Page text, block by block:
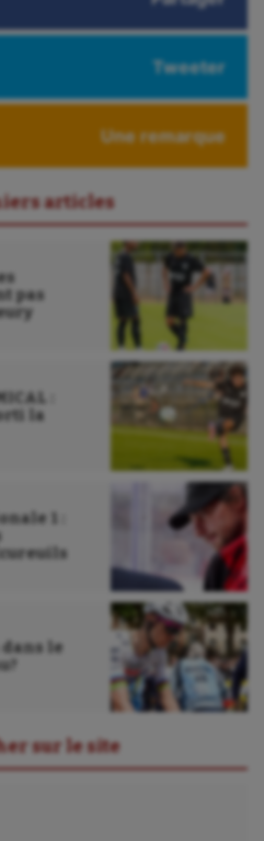
Tweeter
Une remarque
articles
pas
:
la
1 :
dans le
sur le site